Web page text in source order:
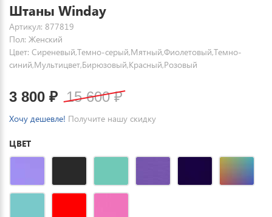
Штаны Winday
Артикул: 877819
Пол: Женский
Цвет: Сиреневый,Темно-серый,Мятный,Фиолетовый,Темно-
синий,Мультицвет,Бирюзовый,Красный,Розовый
3 800 ₽ 15 600₽
Хочу дешевле! Получите нашу скидку
ЦВЕТ